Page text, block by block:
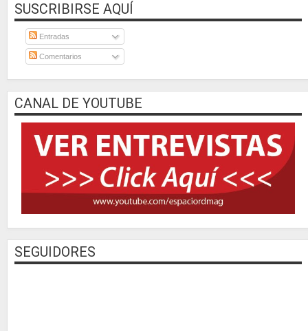
SUSCRIBIRSE AQUÍ
Entradas
Comentarios
CANAL DE YOUTUBE
SEGUIDORES